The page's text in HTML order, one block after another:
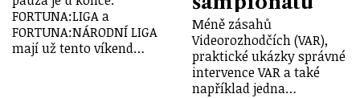
FORTUNA:LIGA a
FORTUNA:NÁRODNÍ LIGA
mají už tento víkend…
Méně zásahů
Videorozhodčích (VAR),
praktické ukázky správné
intervence VAR a také
například jedna…